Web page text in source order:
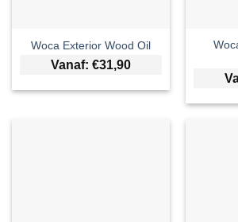
Woca Exterior Wood Oil
Vanaf: €31,90